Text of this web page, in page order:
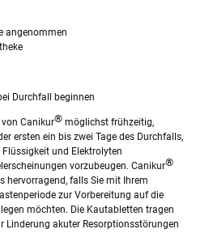
angenommen
Durchfall beginnen
von Canikur® möglichst frühzeitig,
ersten ein bis zwei Tage des Durchfalls,
und Elektrolyten
vorzubeugen. Canikur®
hervorragend, falls Sie mit Ihrem
zur Vorbereitung auf die
möchten. Die Kautabletten tragen
Linderung akuter Resorptionsstörungen